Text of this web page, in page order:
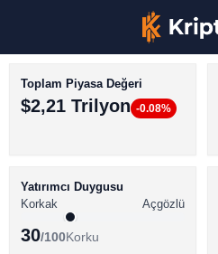
BİTCOİN HABERLERİ
ALTCOİN HABERLERİ
Toplam Piyasa Değeri
$2,21 Trilyon -0.08%
Yatırımcı Duygusu
Korkak
Açgözlü
30/100Korku